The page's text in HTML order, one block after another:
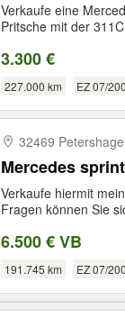
Verkaufe eine
Pritsche mit der
3.300 €
227.000 km EZ 07/
32469
Mercedes
Verkaufe hiermit
Fragen können Sie
6.500 € VB
191.745 km EZ 07/